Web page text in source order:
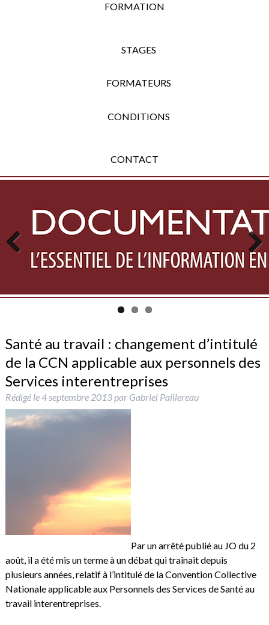
FORMATION
STAGES
FORMATEURS
CONDITIONS
CONTACT
Previous Next
Santé au travail : changement d’intitulé
de la CCN applicable aux personnels des
Services interentreprises
Rédigé le4 septembre 2013par Gabriel Paillereau
Par un arrêté publié au JO du 2
août, il a été mis un terme à un débat qui traînait depuis
plusieurs années, relatif à l’intitulé de la Convention Collective
Nationale applicable aux Personnels des Services de Santé au
travail interentreprises.